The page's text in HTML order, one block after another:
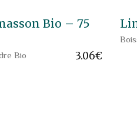
Bio – 75
3.06€
Bio